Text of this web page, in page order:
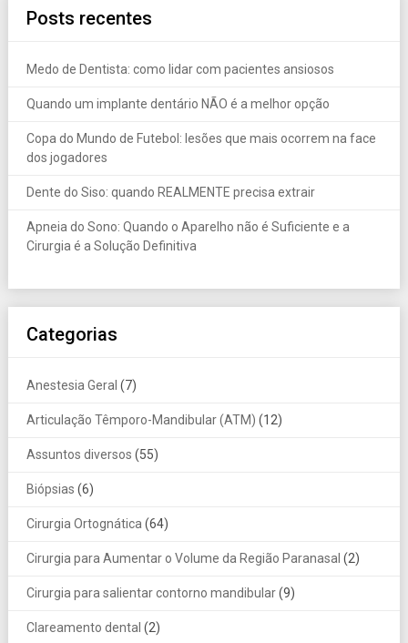
Posts recentes
Medo de Dentista: como lidar com pacientes ansiosos
Quando um implante dentário NÃO é a melhor opção
Copa do Mundo de Futebol: lesões que mais ocorrem na face
dos jogadores
Dente do Siso: quando REALMENTE precisa extrair
Apneia do Sono: Quando o Aparelho não é Suficiente e a
Cirurgia é a Solução Definitiva
Categorias
Anestesia Geral (7)
Articulação Têmporo-Mandibular (ATM) (12)
Assuntos diversos (55)
Biópsias (6)
Cirurgia Ortognática(64)
Cirurgia para Aumentar o Volume da Região Paranasal (2)
Cirurgia para salientar contorno mandibular(9)
Clareamento dental (2)